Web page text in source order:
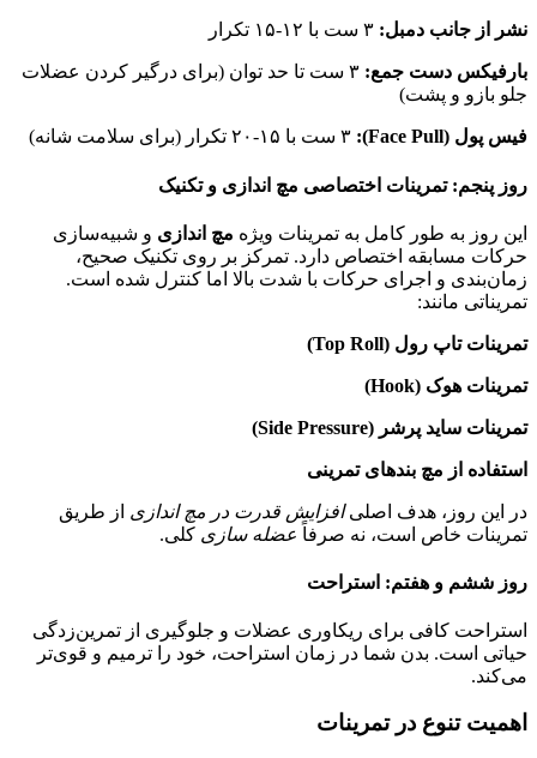
نشر از جانب دمبل:
بارفیکس دست جمع:
۳ ست تا حد توان (برای درگیر کردن عضلات
جلو بازو و پشت)
فیس پول (Face Pull):
روز پنجم: تمرینات اختصاصی مچ اندازی و تکنیک
این روز به طور کامل به تمرینات ویژه مچ اندازی و شبیه‌سازی
حرکات مسابقه اختصاص دارد. تمرکز بر روی تکنیک صحیح،
زمان‌بندی و اجرای حرکات با شدت بالا اما کنترل شده است.
تمریناتی مانند:
تمرینات تاپ رول (Top Roll)
تمرینات هوک (Hook)
تمرینات ساید پرشر (Side Pressure)
استفاده از مچ بندهای تمرینی
در این روز، هدف اصلیافزایش قدرت در مچ اندازی از طریق
تمرینات خاص است، نه صرفاً عضله سازی کلی.
روز ششم و هفتم: استراحت
استراحت کافی برای ریکاوری عضلات و جلوگیری از تمرین‌زدگی
حیاتی است. بدن شما در زمان استراحت، خود را ترمیم و قوی‌تر
می‌کند.
اهمیت تنوع در تمرینات